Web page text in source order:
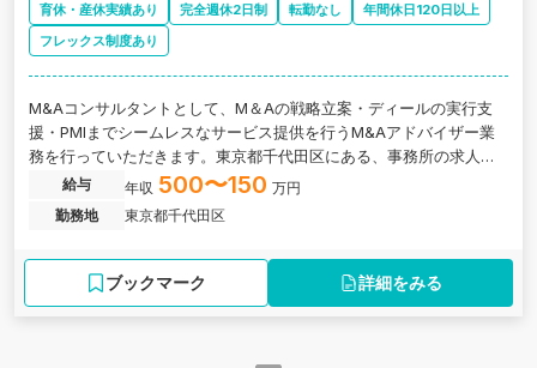
育休・産休実績あり 完全週休2日制 転勤なし
年間休日120日以上
フレックス制度あり
M&Aコンサルタントとして、M＆Aの戦略立案・ディールの実行支
援・PMIまでシームレスなサービス提供を行うM&Aアドバイザー業
務を行っていただきます。東京都千代田区にある、事務所の求人で
給与 年収 500〜150 万円
勤務地
東京都千代田区
ブックマーク 詳細をみる